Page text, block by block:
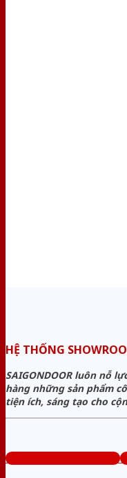
HỆ THỐNG
SAIGONDOOR luôn nỗ
hàng những sản phẩm
tiện ích, sáng tạo cho
www.cuanhuavango.com